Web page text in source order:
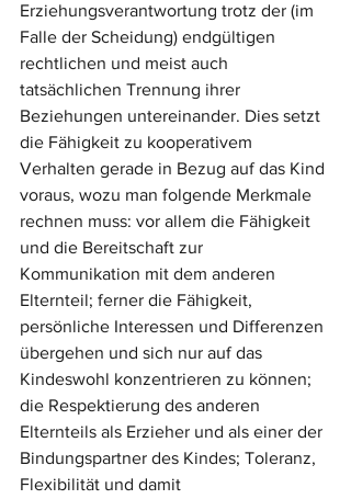
Erziehungsverantwortung trotz der (im
Falle der Scheidung) endgültigen
rechtlichen und meist auch
tatsächlichen Trennung ihrer
Beziehungen untereinander. Dies setzt
die Fähigkeit zu kooperativem
Verhalten gerade in Bezug auf das Kind
voraus, wozu man folgende Merkmale
rechnen muss: vor allem die Fähigkeit
und die Bereitschaft zur
Kommunikation mit dem anderen
Elternteil; ferner die Fähigkeit,
persönliche Interessen und Differenzen
übergehen und sich nur auf das
Kindeswohl konzentrieren zu können;
die Respektierung des anderen
Elternteils als Erzieher und als einer der
Bindungspartner des Kindes; Toleranz,
Flexibilität und damit